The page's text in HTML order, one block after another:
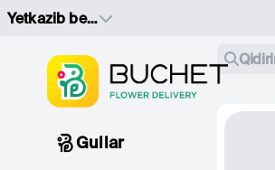
Yetkazib berish manzilini tanlang
Gullar